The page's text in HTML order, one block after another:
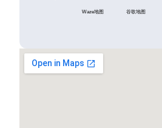
Waze地图 谷歌地图